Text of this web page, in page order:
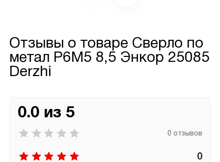
Отзывы о товаре Сверло по
метал Р6М5 8,5 Энкор 25085
Derzhi
0.0 из 5
0 отзывов
0